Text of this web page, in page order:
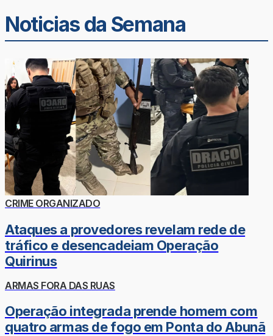
Noticias da Semana
CRIME ORGANIZADO
Ataques a provedores revelam rede de
tráfico e desencadeiam Operação
Quirinus
ARMAS FORA DAS RUAS
Operação integrada prende homem com
quatro armas de fogo em Ponta do Abunã